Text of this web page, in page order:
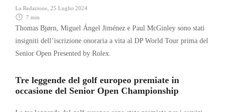
La Redazione 25 Luglio 2024
7 min
Thomas Bjørn, Miguel Ángel Jiménez e Paul McGinley sono stati
insigniti dell’iscrizione onoraria a vita al DP World Tour prima del
Senior Open Presented by Rolex.
Tre leggende del golf europeo premiate in
occasione del Senior Open Championship